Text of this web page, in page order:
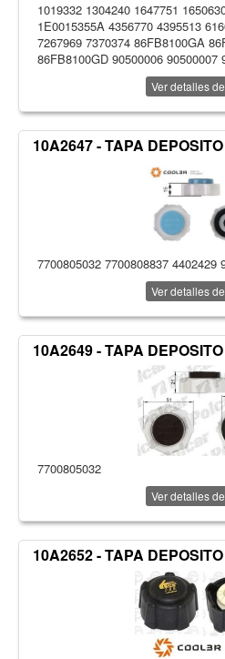
1019332 1304240 1647751
1E0015355A 4356770 4395513
7267969 7370374 86FB8100GA
86FB8100GD 90500006 90500007
Ver detalles
10A2647 - TAPA
7700805032 7700808837 4402429
Ver detalles
10A2649 - TAPA
7700805032
Ver detalles
10A2652 - TAPA